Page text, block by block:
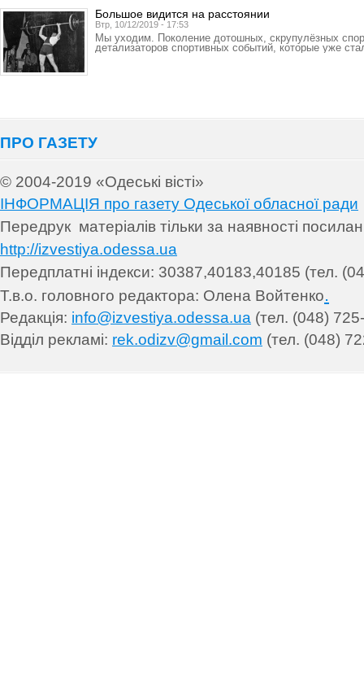
Большое видится на расстоянии
Втр, 10/12/2019 - 17:53
Мы уходим. Поколение дотошных, скрупулёзных
детализаторов спортивных событий, которые уже
ПРО ГАЗЕТУ
© 2004-2019 «Одеські вісті»
ІНФОРМАЦІЯ про газету Одеської обласної ради
Передрук матеріалів тільки за наявності
http://izvestiya.odessa.ua
Передплатні індекси: 30387,40183,40185 (тел.
Т.в.о. головного редактора: Олена Войтенко.
Редакція: info@izvestiya.odessa.ua (тел. (048)
Відділ рекламі: rek.odizv@gmail.com (тел. (048)